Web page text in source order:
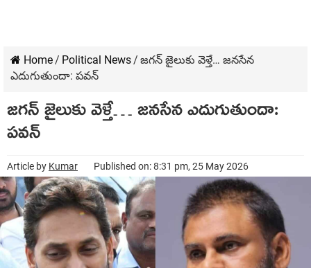
Home/ Political News/ జ‌గ‌న్ జైలుకు వెళ్తే… జ‌న‌సేన
ఎదుగుతుందా: ప‌వ‌న్‌
జ‌గ‌న్ జైలుకు వెళ్తే… జ‌న‌సేన ఎదుగుతుందా:
ప‌వ‌న్‌
Article by Kumar Published on: 8:31 pm, 25 May 2026